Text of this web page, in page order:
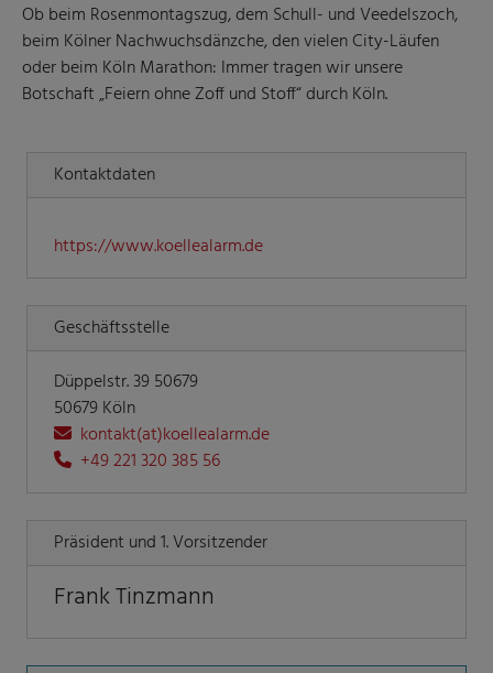
Ob beim Rosenmontagszug, dem Schull- und Veedelszoch,
beim Kölner Nachwuchsdänzche, den vielen City-Läufen
oder beim Köln Marathon: Immer tragen wir unsere
Botschaft „Feiern ohne Zoff und Stoff“ durch Köln.
Kontaktdaten
https://www.koellealarm.de
Geschäftsstelle
Düppelstr. 39 50679
50679 Köln
kontakt(at)koellealarm.de
+49 221 320 385 56
Präsident und 1. Vorsitzender
Frank Tinzmann